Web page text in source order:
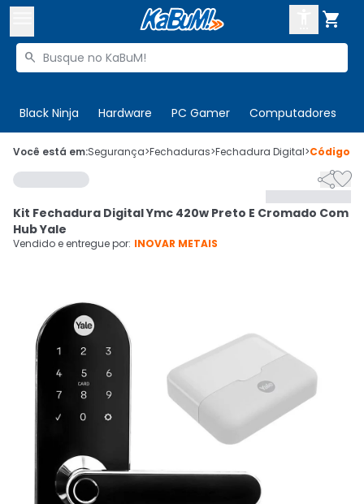

Buscar produtos

Black Ninja Hardware PC Gamer Computadores
 Olá. Acesse sua conta
 Departamentos
Cupons
CADASTRE-SE
Você está em:Segurança>Fechaduras>Fechadura Digital>Código

Kit Fechadura Digital Ymc 420w Preto E Cromado Com
Hub Yale
Vendido e entregue por: INOVAR METAIS